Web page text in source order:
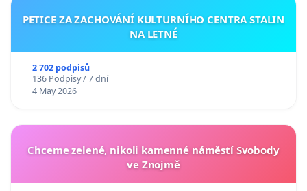
PETICE ZA ZACHOVÁNÍ KULTURNÍHO CENTRA STALIN
NA LETNÉ
2 702 podpisů
136 Podpisy / 7 dní
4 May 2026
Chceme zelené, nikoli kamenné náměstí Svobody
ve Znojmě